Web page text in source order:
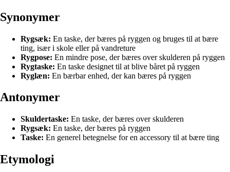
Synonymer
Rygsæk: En taske, der bæres på ryggen og bruges til at bære
ting, især i skole eller på vandreture
Rygpose: En mindre pose, der bæres over skulderen på ryggen
Rygtaske: En taske designet til at blive båret på ryggen
Ryglæn: En bærbar enhed, der kan bæres på ryggen
Antonymer
Skuldertaske: En taske, der bæres over skulderen
Rygsæk: En taske, der bæres på ryggen
Taske: En generel betegnelse for en accessory til at bære ting
Etymologi